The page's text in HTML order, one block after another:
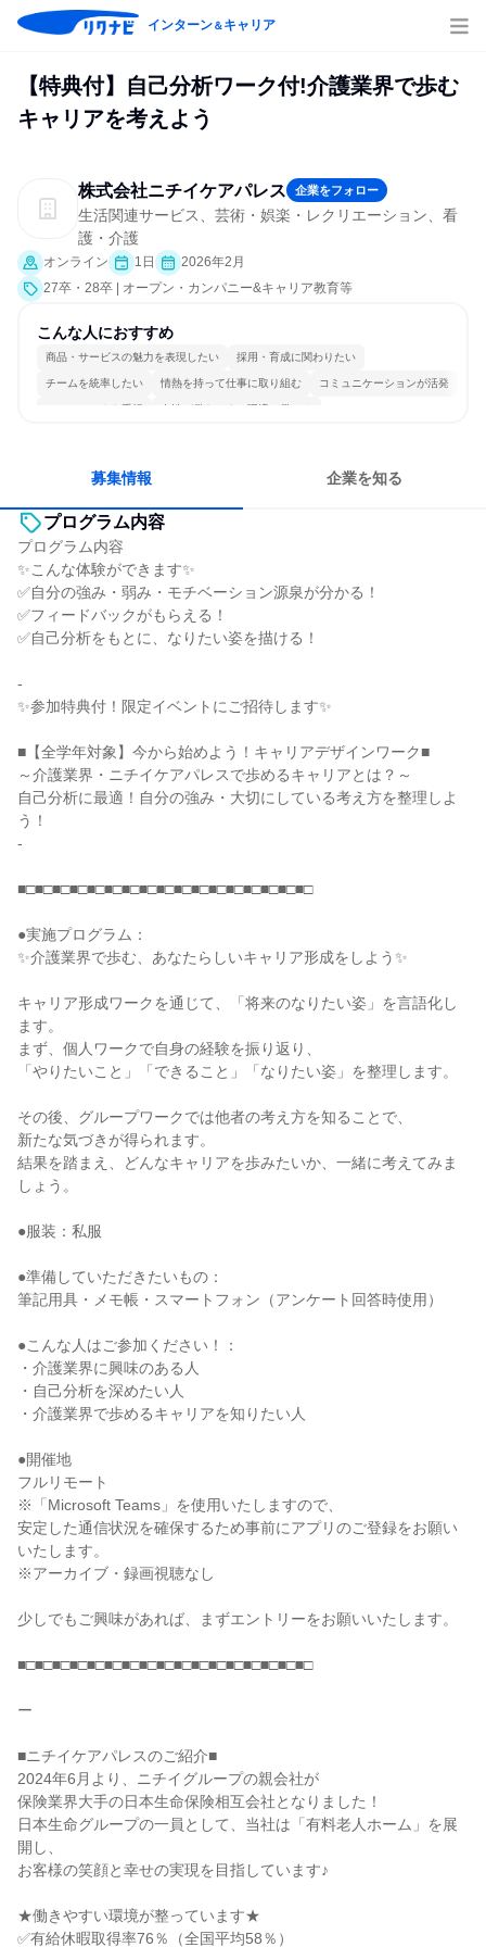
インターン＆キャリア
【特典付】自己分析ワーク付!介護業界で歩む
キャリアを考えよう
株式会社ニチイケアパレス 企業をフォロー
生活関連サービス、芸術・娯楽・レクリエーション、看
護・介護
オンライン 1日
2026年2月
27卒・28卒 | オープン・カンパニー&キャリア教育等
こんな人におすすめ
商品・サービスの魅力を表現したい 採用・育成に関わりたい
チームを統率したい 情熱を持って仕事に取り組む コミュニケーションが活発
チームワークを重視 女性が働きやすい環境で働ける
募集情報 企業を知る
プログラム内容
プログラム内容
✨こんな体験ができます✨
✅自分の強み・弱み・モチベーション源泉が分かる！
✅フィードバックがもらえる！
✅自己分析をもとに、なりたい姿を描ける！
-
✨参加特典付！限定イベントにご招待します✨
■【全学年対象】今から始めよう！キャリアデザインワーク■
～介護業界・ニチイケアパレスで歩めるキャリアとは？～
自己分析に最適！自分の強み・大切にしている考え方を整理しよ
う！
-
■□■□■□■□■□■□■□■□■□■□■□■□■□■□■□■□■□
●実施プログラム：
✨介護業界で歩む、あなたらしいキャリア形成をしよう✨
キャリア形成ワークを通じて、「将来のなりたい姿」を言語化し
ます。
まず、個人ワークで自身の経験を振り返り、
「やりたいこと」「できること」「なりたい姿」を整理します。
その後、グループワークでは他者の考え方を知ることで、
新たな気づきが得られます。
結果を踏まえ、どんなキャリアを歩みたいか、一緒に考えてみま
しょう。
●服装：私服
●準備していただきたいもの：
筆記用具・メモ帳・スマートフォン（アンケート回答時使用）
●こんな人はご参加ください！：
・介護業界に興味のある人
・自己分析を深めたい人
・介護業界で歩めるキャリアを知りたい人
●開催地
フルリモート
※「Microsoft Teams」を使用いたしますので、
安定した通信状況を確保するため事前にアプリのご登録をお願い
いたします。
※アーカイブ・録画視聴なし
少しでもご興味があれば、まずエントリーをお願いいたします。
■□■□■□■□■□■□■□■□■□■□■□■□■□■□■□■□■□
ー
■ニチイケアパレスのご紹介■
2024年6月より、ニチイグループの親会社が
保険業界大手の日本生命保険相互会社となりました！
日本生命グループの一員として、当社は「有料老人ホーム」を展
開し、
お客様の笑顔と幸せの実現を目指しています♪
★働きやすい環境が整っています★
✅有給休暇取得率76％（全国平均58％）